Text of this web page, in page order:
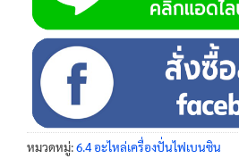
หมวดหมู่:6.4 อะไหล่เครื่องปั่นไฟเบนซิน